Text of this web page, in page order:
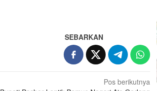
SEBARKAN
Pos berikutnya